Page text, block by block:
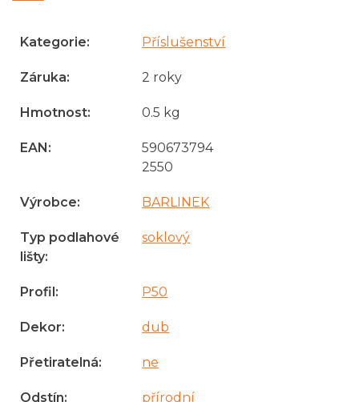
Kategorie: Příslušenství
Záruka: 2 roky
Hmotnost: 0.5 kg
EAN:
590673794
2550
Výrobce: BARLINEK
Typ podlahové
lišty:
soklový
Profil: P50
Dekor: dub
Přetiratelná: ne
Odstín: přírodní